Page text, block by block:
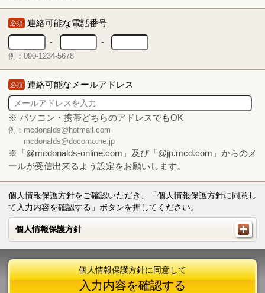
必須 連絡可能な電話番号
-
-
例：090-1234-5678
必須 連絡可能なメールアドレス
※ パソコン・携帯どちらのアドレスでもOK
例：mcdonalds@hotmail.com
mcdonalds@docomo.ne.jp
※「@mcdonalds-online.com」及び「@jp.mcd.com」からのメ
ールが受信出来るよう設定をお願いします。
個人情報保護方針をご確認いただき、「個人情報保護方針に同意し
て入力内容を確認する」ボタンを押してください。
個人情報保護方針
個人情報保護方針
個人情報保護方針に同意して
入力内容を確認する